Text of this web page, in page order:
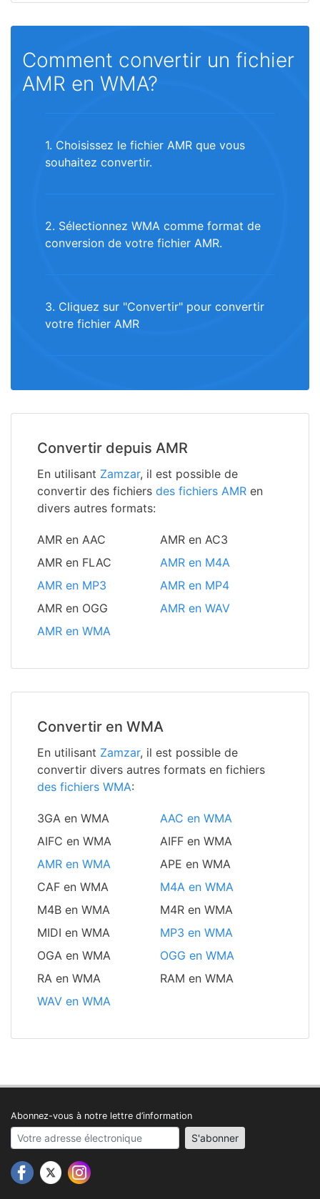
Comment convertir un fichier
AMR en WMA?
1. Choisissez le fichier AMR que vous
souhaitez convertir.
2. Sélectionnez WMA comme format de
conversion de votre fichier AMR.
3. Cliquez sur "Convertir" pour convertir
votre fichier AMR
Convertir depuis AMR
En utilisant Zamzar, il est possible de
convertir des fichiers des fichiers AMR en
divers autres formats:
AMR en AAC
AMR en AC3
AMR en FLAC
AMR en M4A
AMR en MP3
AMR en MP4
AMR en OGG
AMR en WAV
AMR en WMA
Convertir en WMA
En utilisant Zamzar, il est possible de
convertir divers autres formats en fichiers
des fichiers WMA:
3GA en WMA
AAC en WMA
AIFC en WMA
AIFF en WMA
AMR en WMA
APE en WMA
CAF en WMA
M4A en WMA
M4B en WMA
M4R en WMA
MIDI en WMA
MP3 en WMA
OGA en WMA
OGG en WMA
RA en WMA
RAM en WMA
WAV en WMA
Abonnez-vous à notre lettre d’information
Your email address S'abonner